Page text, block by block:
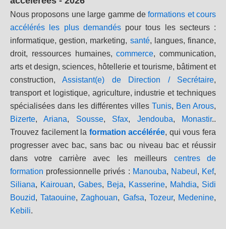
Nous proposons une large gamme deformations et cours
accélérés les plus demandéspour tous les secteurs :
informatique, gestion, marketing, santé, langues, finance,
droit, ressources humaines,commerce, communication,
arts et design, sciences, hôtellerie et tourisme, bâtiment et
construction,Assistant(e) de Direction / Secrétaire,
transport et logistique, agriculture, industrie et techniques
spécialisées dans les différentes villes Tunis, Ben Arous,
Bizerte,Ariana, Sousse, Sfax, Jendouba, Monastir..
Trouvez facilement la formation accélérée, qui vous fera
progresser avec bac, sans bac ou niveau bac et réussir
dans votre carrière avec les meilleurs centres de
formation professionnelle privés : Manouba, Nabeul , Kef,
Siliana, Kairouan, Gabes, Beja, Kasserine, Mahdia, Sidi
Bouzid,Tataouine,Zaghouan, Gafsa, Tozeur, Medenine,
Kebili.